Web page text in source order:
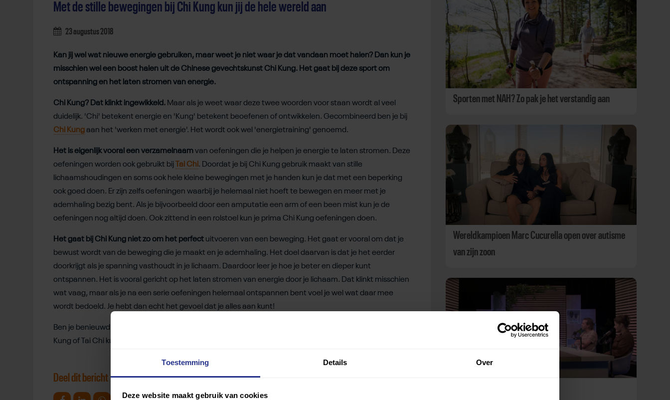
Toestemming Details Over
Deze website maakt gebruik van cookies
Met de stille bewegingen bij Chi Kung kun jij de hele wereld aan
23 augustus 2018
Kan jij wel wat nieuwe energie gebruiken, maar weet je niet waar je dat vandaan moet halen? Dan kun je
misschien wel een boost halen uit de Chinese gevechtskunst Chi Kung. Het gaat bij deze sport om
ontspanning en het laten stromen van energie.
Chi Kung? Dat klinkt ingewikkeld. Maar als je weet waar deze twee woorden voor staan wordt al veel
duidelijk. 'Chi' betekent energie en 'Kung' betekent beoefenen of ontwikkelen. Gecombineerd ben je bij
Chi Kungaan het 'werken met energie'. Het wordt ook wel 'energietraining' genoemd.
Het is eigenlijk vooral een verzamelnaamvan oefeningen die je helpen je energie te laten stromen. Deze
oefeningen worden ook gebruikt bij Tai Chi. Doordat je bij Chi Kung gebruik maakt van stille
lichaamshoudingen en soms ook hele kleine bewegingen met je handen kun je dat met een beperking
ook goed doen. Er zijn zelfs oefeningen waarbij je helemaal niet hoeft te bewegen en meer met je
ademhaling bezig bent. Als je bijvoorbeeld door een amputatie een arm of een been mist kun je de
oefeningen nog altijd doen. Ook zittend in een rolstoel kun je prima Chi Kung oefeningen doen.
Het gaat bij Chi Kung niet zo om het perfect uitvoeren van een beweging. Het gaat er vooral om dat je
bewust wordt van de beweging die je maakt en je ademhaling. Het doel daarvan is dat je het eerder
doorkrijgt als je spanning vasthoudt in je lichaam. Daardoor leer je hoe je beter en dieper kunt
ontspannen. Het is vooral gericht op het laten stromen van energie door je lichaam. Dat klinkt misschien
wat vaag, maar als je na een serie oefeningen helemaal ontspannen bent voel je wel wat daar mee
wordt bedoeld. Je hebt dan echt het gevoel dat je alles aan kunt!
Ben je benieuwd naar deze rustgevende beweegvorm? Bekijk dan
Kung of Tai Chi kunt uitproberen.
Deel dit bericht
Sporten met NAH? Zo pak je het verstandig aan
Wereldkampioen Marc Cucurella open over autisme
van zijn zoon